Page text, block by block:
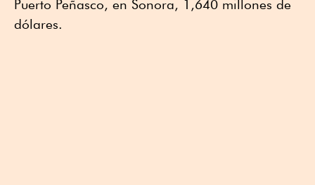
Puerto Peñasco, en Sonora, 1,640 millones de
dólares.